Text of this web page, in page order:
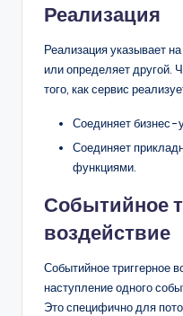
Реализация
Реализация указывает
или определяет другой.
того, как сервис
Соединяет бизнес-
Соединяет
функциями.
Событийное
воздействие
Событийное триггерное
наступление одного
Это специфично для